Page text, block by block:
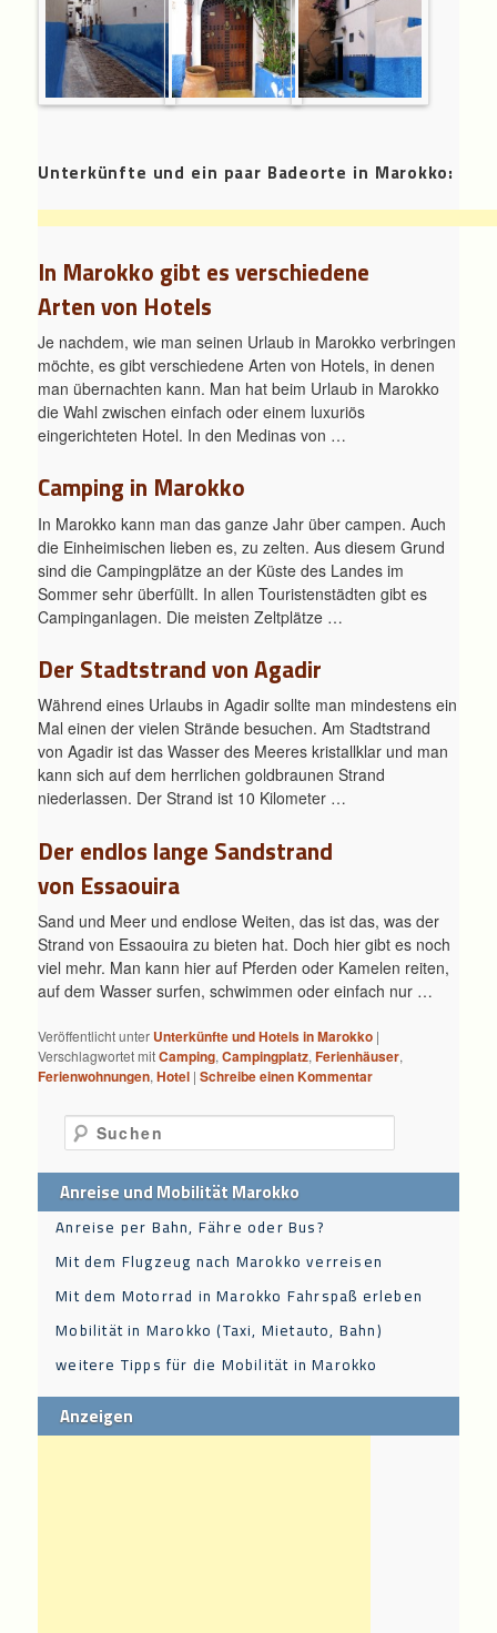
Unterkünfte und ein paar Badeorte in Marokko:
In Marokko gibt es verschiedene
Arten von Hotels
Je nachdem, wie man seinen Urlaub in Marokko verbringen
möchte, es gibt verschiedene Arten von Hotels, in denen
man übernachten kann. Man hat beim Urlaub in Marokko
die Wahl zwischen einfach oder einem luxuriös
eingerichteten Hotel. In den Medinas von …
Camping in Marokko
In Marokko kann man das ganze Jahr über campen. Auch
die Einheimischen lieben es, zu zelten. Aus diesem Grund
sind die Campingplätze an der Küste des Landes im
Sommer sehr überfüllt. In allen Touristenstädten gibt es
Campinganlagen. Die meisten Zeltplätze …
Der Stadtstrand von Agadir
Während eines Urlaubs in Agadir sollte man mindestens ein
Mal einen der vielen Strände besuchen. Am Stadtstrand
von Agadir ist das Wasser des Meeres kristallklar und man
kann sich auf dem herrlichen goldbraunen Strand
niederlassen. Der Strand ist 10 Kilometer …
Der endlos lange Sandstrand
von Essaouira
Sand und Meer und endlose Weiten, das ist das, was der
Strand von Essaouira zu bieten hat. Doch hier gibt es noch
viel mehr. Man kann hier auf Pferden oder Kamelen reiten,
auf dem Wasser surfen, schwimmen oder einfach nur …
Veröffentlicht unter Unterkünfte und Hotels in Marokko |
Verschlagwortet mitCamping,Campingplatz,Ferienhäuser,
Ferienwohnungen,Hotel |Schreibe einen Kommentar
Suchen
Anreise und Mobilität Marokko
Anreise per Bahn, Fähre oder Bus?
Mit dem Flugzeug nach Marokko verreisen
Mit dem Motorrad in Marokko Fahrspaß erleben
Mobilität in Marokko (Taxi, Mietauto, Bahn)
weitere Tipps für die Mobilität in Marokko
Anzeigen